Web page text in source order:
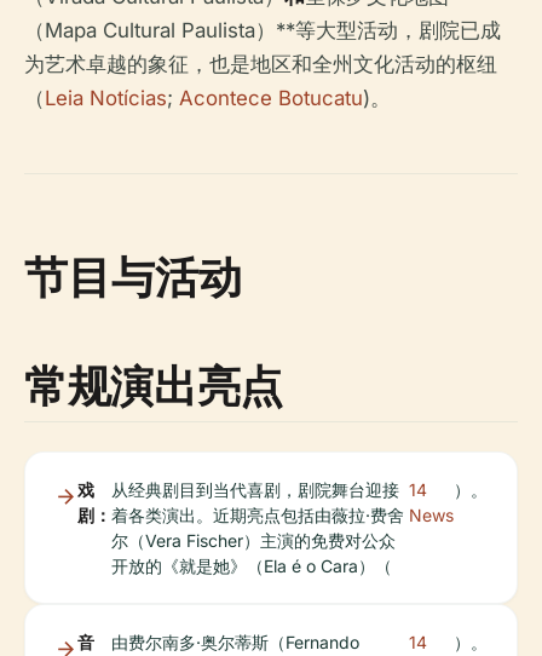
（Mapa Cultural Paulista）**等大型活动，剧院已成
为艺术卓越的象征，也是地区和全州文化活动的枢纽
（Leia Notícias; Acontece Botucatu)。
节目与活动
常规演出亮点
戏
剧：
从经典剧目到当代喜剧，剧院舞台迎接
着各类演出。近期亮点包括由薇拉·费舍
尔（Vera Fischer）主演的免费对公众
开放的《就是她》（Ela é o Cara）（
14
News
）。
音
由费尔南多·奥尔蒂斯（Fernando
14
）。